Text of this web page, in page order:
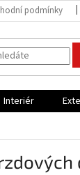
podmínky
Interiér